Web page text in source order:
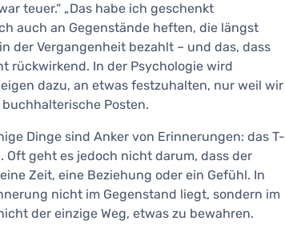
teuer.“ „Das habe ich geschenkt
auch an Gegenstände heften, die längst
der Vergangenheit bezahlt – und das, dass
rückwirkend. In der Psychologie wird
dazu, an etwas festzuhalten, nur weil wir
Posten.
Dinge sind Anker von Erinnerungen: das T-
Oft geht es jedoch nicht darum, dass der
Zeit, eine Beziehung oder ein Gefühl. In
nicht im Gegenstand liegt, sondern im
der einzige Weg, etwas zu bewahren.